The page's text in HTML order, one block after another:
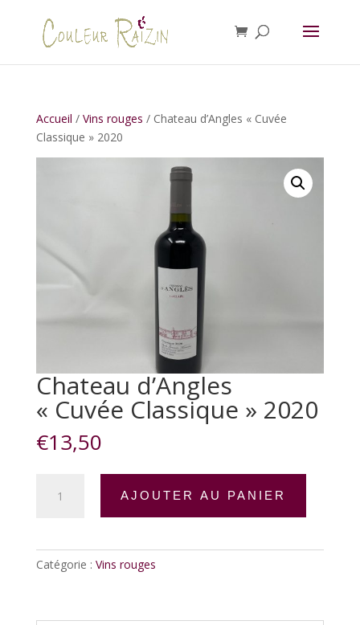
Accueil / Vins rouges / Chateau d’Angles « Cuvée
Classique » 2020
Chateau d’Angles
« Cuvée Classique » 2020
€13,50
Classique"
AJOUTER AU PANIER
Catégorie : Vins rouges